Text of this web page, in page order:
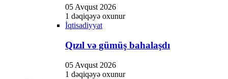
05 Avqust 2026
1 dəqiqəyə oxunur
İqtisadiyyat
Qızıl və gümüş bahalaşdı
05 Avqust 2026
1 dəqiqəyə oxunur